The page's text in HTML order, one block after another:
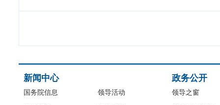
新闻中心
国务院信息 领导活动
政务公开
领导之窗